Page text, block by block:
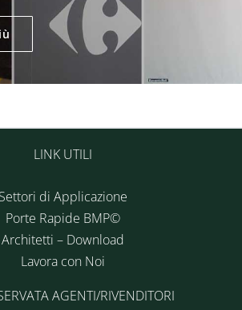
LINK UTILI
Settori di Applicazione
Porte Rapide BMP©
Architetti – Download
Lavora con Noi
AGENTI/RIVENDITORI